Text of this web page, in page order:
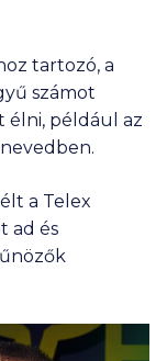
tartozó, a
számot
élni, például az
a Telex
ad és